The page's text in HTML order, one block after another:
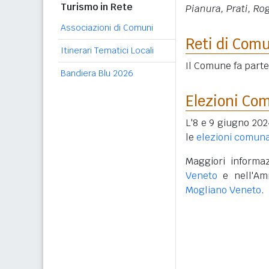
Turismo in Rete
Associazioni di Comuni
Itinerari Tematici Locali
Bandiera Blu 2026
Pianura, Prati,
Reti di
Il Comune fa
Elezioni
L'8 e 9 giugno
le elezioni
Maggiori
Veneto e
Mogliano Veneto.